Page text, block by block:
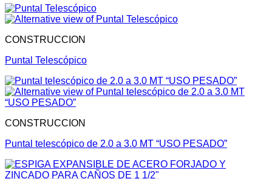
CONSTRUCCION
Puntal Telescópico
CONSTRUCCION
Puntal telescópico de 2.0 a 3.0 MT “USO PESADO”